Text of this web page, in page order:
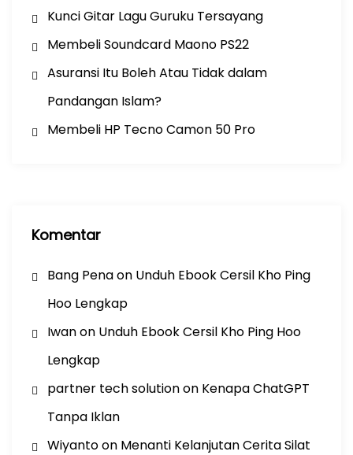
Kunci Gitar Lagu Guruku Tersayang
Membeli Soundcard Maono PS22
Asuransi Itu Boleh Atau Tidak dalam
Pandangan Islam?
Membeli HP Tecno Camon 50 Pro
Komentar
Bang Penaon Unduh Ebook Cersil Kho Ping
Hoo Lengkap
Iwanon Unduh Ebook Cersil Kho Ping Hoo
Lengkap
partner tech solutionon Kenapa ChatGPT
Tanpa Iklan
Wiyantoon Menanti Kelanjutan Cerita Silat